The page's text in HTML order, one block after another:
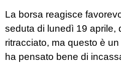
La borsa reagisce
seduta di lunedì 19 aprile,
ritracciato, ma questo è
ha pensato bene di